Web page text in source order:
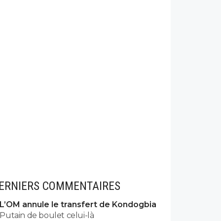
COMMENTAIRES
L’OM annule le transfert de Kondogbia
Putain de boulet celui-là